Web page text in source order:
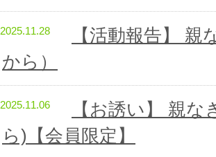
2025.11.28
【活動報告】
から）
2025.11.06
【お誘い】 親
ら)【会員限定】